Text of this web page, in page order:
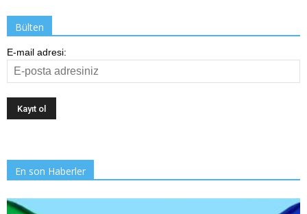
Bülten
E-mail adresi:
En son Haberler